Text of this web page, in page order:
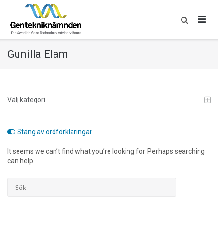
content
Gunilla Elam
Välj kategori
Stäng av ordförklaringar
It seems we can’t find what you’re looking for. Perhaps searching
can help.
efter...